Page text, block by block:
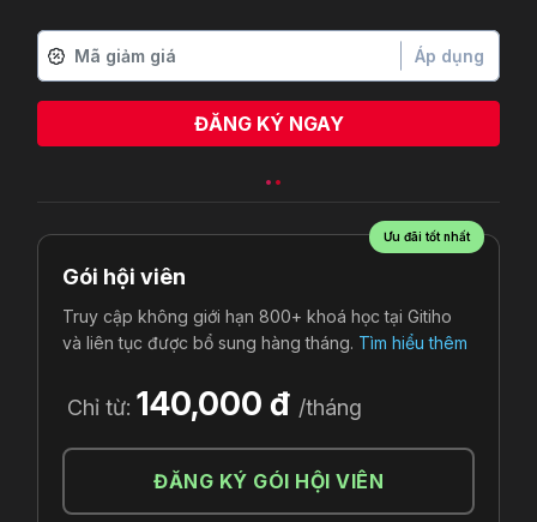
Áp dụng
ĐĂNG KÝ NGAY
Ưu đãi tốt nhất
Gói hội viên
Truy cập không giới hạn 800+ khoá học tại Gitiho
và liên tục được bổ sung hàng tháng. Tìm hiểu thêm
Chỉ từ: 140,000 đ /tháng
ĐĂNG KÝ GÓI HỘI VIÊN